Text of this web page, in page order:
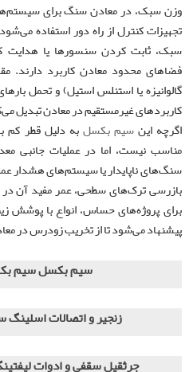
وزن سبک، در معادن سنگ برای
تجهیزات کنترل از راه دور استفاده
سبک، ثابت‌ کردن سنسورها یا هدایت
فضاهای محدود معادن کاربرد دارند.
گالوانیزه یا استنلس استیل) و تحمل
کاربردهای غیرمستقیم در معادن تبدیل
اگرچه اینسیم‌ بکسل به دلیل قطر کم
مناسب نیست، اما در عملیات جانبی
سنگ‌های ناپایدار یا سیستم‌های هشدار
بازرسی ترک‌های سطحی، عمر مفید آن
پیشنهاد می‌شود تا از تخریب زودرس در
سیم بکسل سیم
زنجیر و اتصالات
جرثقیل سقفی و ادوات